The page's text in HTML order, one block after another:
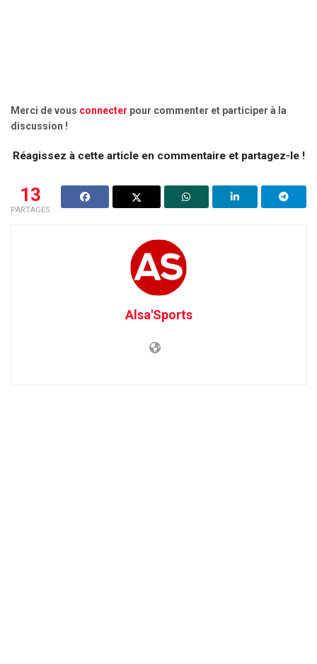
Merci de vous connecter pour commenter et participer à la
discussion !
Réagissez à cette article en commentaire et partagez-le !
13
PARTAGES
Alsa'Sports